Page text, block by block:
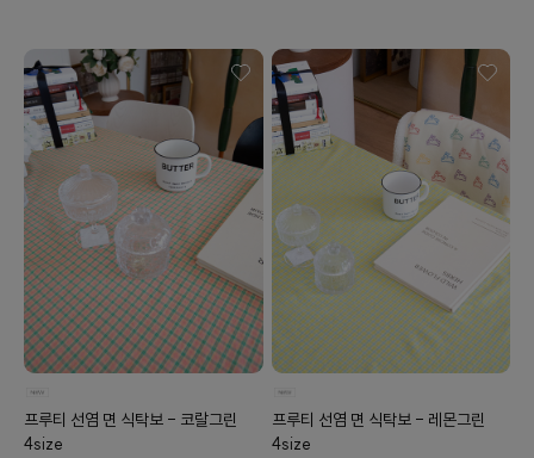
프루티 선염 면 식탁보 - 코랄그린
4size
프루티 선염 면 식탁보 - 레몬그린
4size